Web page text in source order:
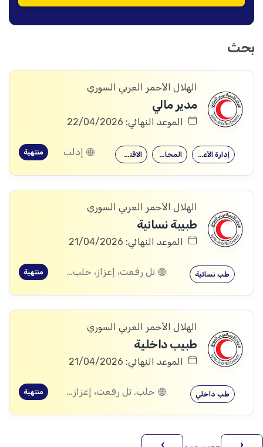
بحث
الهلال الأحمر العربي السوري
مدير مالي
الموعد النهائي: 22/04/2026
الاقتصاد المحاسبة إدارة الأعمال إدلب منتهية
الهلال الأحمر العربي السوري
طبيبة نسائية
الموعد النهائي: 21/04/2026
طب نسائية تل رفعت، إعزاز، حلب, الأتارب، حلب, الزهراء، حلب, نبل، حلب, ديرحافر، حلب منتهية
الهلال الأحمر العربي السوري
طبيب داخلية
الموعد النهائي: 21/04/2026
طب داخلي حلب, تل رفعت، إعزاز، حلب, أورم الكبرى، الأتارب، حلب, السفيرة، حلب, ديرحافر، حلب منتهية